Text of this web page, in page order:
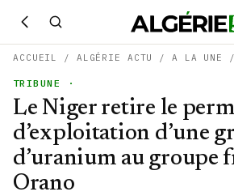
ACCUEIL / ALGÉRIE ACTU /A LA UNE
TRIBUNE ·
Le Niger retire le
d’exploitation d’une
d’uranium au groupe
Orano